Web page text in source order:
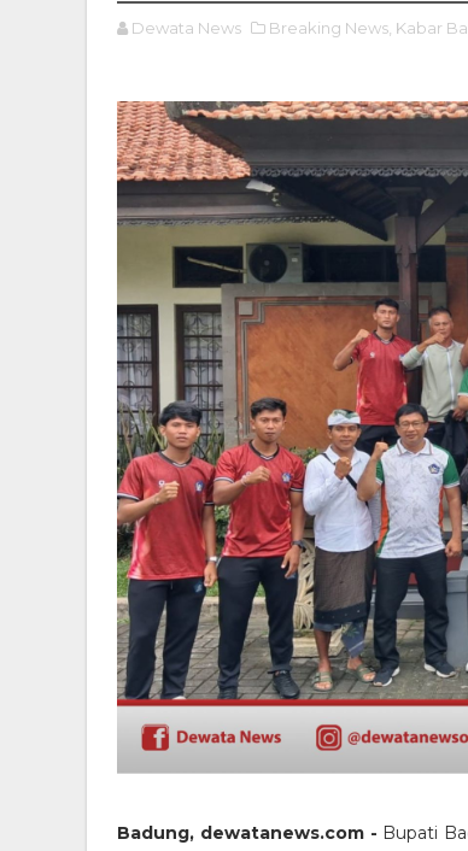
Dewata News Breaking News, Kabar
Badung, dewatanews.com - Bupati